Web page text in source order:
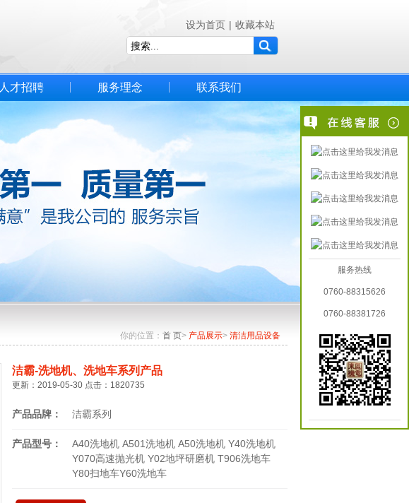
设为首页 | 收藏本站
人才招聘 服务理念 联系我们
你的位置： 首 页> 产品展示> 清洁用品设备
洁霸-洗地机、洗地车系列产品
更新：2019-05-30 点击：1820735
产品品牌： 洁霸系列
产品型号：
A40洗地机 A501洗地机 A50洗地机 Y40洗地机
Y070高速抛光机 Y02地坪研磨机 T906洗地车
Y80扫地车Y60洗地车
服务热线
0760-88315626
0760-88381726